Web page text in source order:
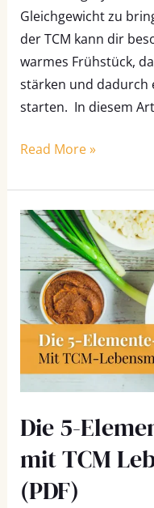
Gleichgewicht zu
der TCM kann dir
warmes Frühstück,
stärken und dadurch
starten. In diesem
Read More »
Die 5-
mit TCM
(PDF)
Die
Elemente-
Ernährung
mit
TCM
Lebensmitteltabelle
(PDF)